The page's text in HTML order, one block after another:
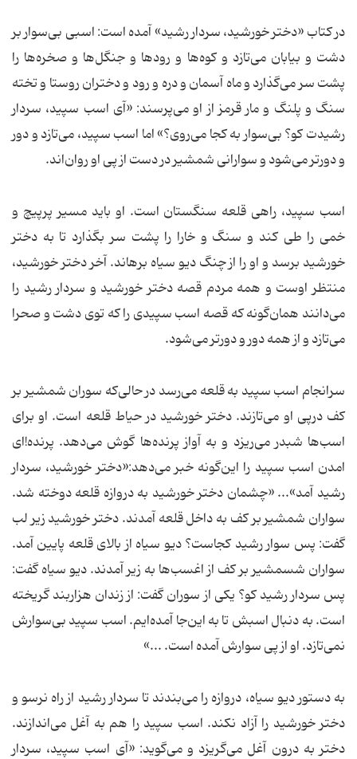
در کتاب «دختر خورشید، سردار رشید» آمده است: اسبی بی‌سوار بر
دشت و بیابان می‌تازد و کوه‌ها و رودها و جنگل‌ها و صخره‌‌ها را
پشت سر می‌گذارد و ماه آسمان و دره و رود و دختران روستا و تخته
سنگ و پلنگ و مار قرمز از او می‌پرسند: «آی اسب سپید، سردار
رشیدت کو؟ بی‌سوار به کجا می‌روی؟» اما اسب سپید، می‌تازد و دور
و دورتر می‌شود و سوارانی شمشیر در دست از پی او روان‌اند.
اسب سپید، راهی قلعه سنگستان است. او باید مسیر پرپیچ و
خمی را طی کند و سنگ و خارا را پشت سر بگذارد تا به دختر
خورشید برسد و او را از چنگ دیو سیاه برهاند. آخر دختر خورشید،
منتظر اوست و همه مردم قصه دختر خورشید و سردار رشید را
می‌دانند همان‌گونه که قصه اسب سپیدی را که توی دشت و صحرا
می‌تازد و از همه دور و دورتر می‌شود.
سرانجام اسب سپید به قلعه می‌رسد در حالی‌که سوران شمشیر بر
کف درپی او می‌تازند. دختر خورشید در حیاط قلعه است. او برای
اسب‌ها شبدر می‌‎ریزد و به آواز پرنده‌ها گوش می‌دهد. پرنده‌!ای
امدن اسب سپید را این‌گونه خبر می‌دهد:«دختر خورشید، سردار
رشید آمد»... «چشمان دختر خورشید به دروازه قلعه دوخته شد.
سواران شمشیر بر کف به داخل قلعه آمدند. دختر خورشید زیر لب
گفت: پس سوار رشید کجاست؟ دیو سیاه از بالای قلعه پایین آمد.
سواران شسمشیر بر کف از اغسب‌ها به زیر آمدند. دیو سیاه گفت:
پس سردار رشید کو؟ یکی از سوران گفت: از زندان هزاربند گریخته
است. به دنبال اسبش تا به این‌جا آمده‌ایم. اسب سپید بی‌سوارش
نمی‌تازد. او از پی سوارش آمده است. ...»
به دستور دیو سیاه، دروازه را می‌بندند تا سردار رشید از راه نرسو و
دختر خورشید را آزاد نکند. اسب سپید را هم به آغل می‌اندازند.
دختر به درون آغل می‌گریزد و می‌گوید: «آی اسب سپید، سردار